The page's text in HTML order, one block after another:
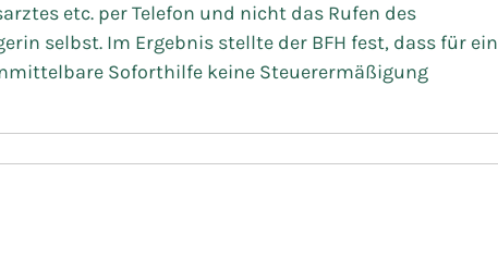
etc. per Telefon und nicht das Rufen des
selbst. Im Ergebnis stellte der BFH fest, dass für ein
Soforthilfe keine Steuerermäßigung